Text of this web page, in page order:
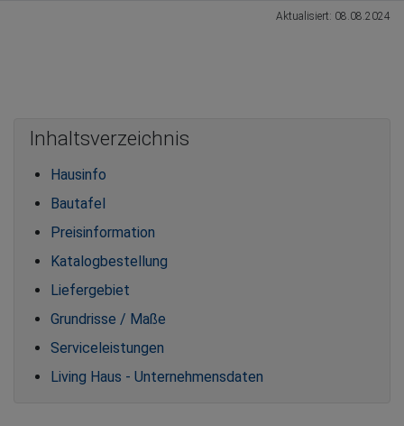
Aktualisiert: 08.08.2024
Inhaltsverzeichnis
Hausinfo
Bautafel
Preisinformation
Katalogbestellung
Liefergebiet
Grundrisse / Maße
Serviceleistungen
Living Haus - Unternehmensdaten